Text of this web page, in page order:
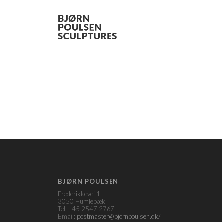
BJØRN POULSEN
Frederikkevej 1
3050 Humlebæk
Tel: +45 2547 2767
Email: postmaster@bjornpoulsen.dk/